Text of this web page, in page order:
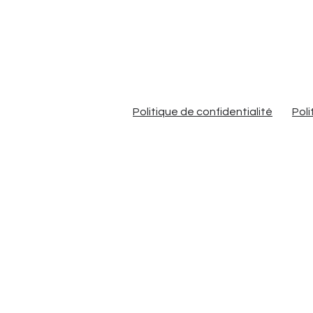
Politique de confidentialité